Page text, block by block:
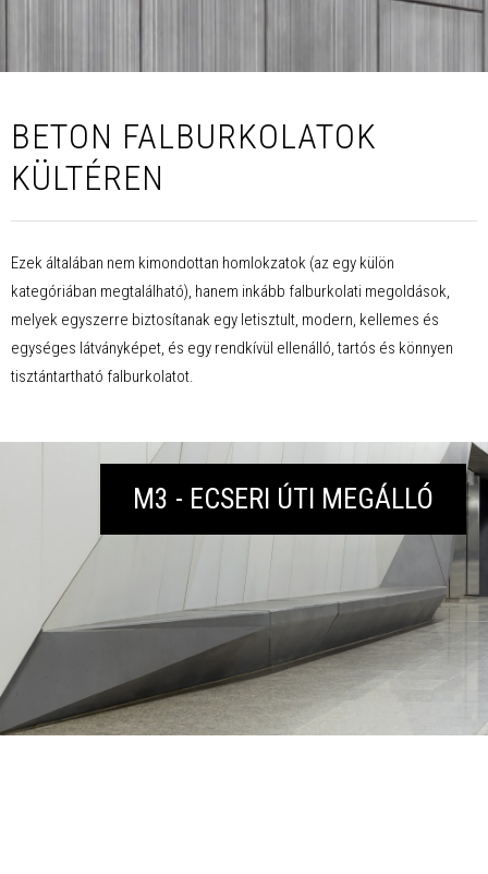
BETON FALBURKOLATOK
KÜLTÉREN
Ezek általában nem kimondottan homlokzatok (az egy külön
kategóriában megtalálható), hanem inkább falburkolati megoldások,
melyek egyszerre biztosítanak egy letisztult, modern, kellemes és
egységes látványképet, és egy rendkívül ellenálló, tartós és könnyen
tisztántartható falburkolatot.
M3 - ECSERI ÚTI MEGÁLLÓ